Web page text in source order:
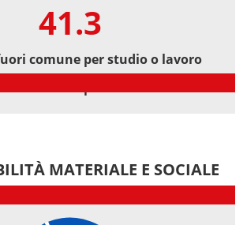
41.3
comune per studio o lavoro
MATERIALE E SOCIALE